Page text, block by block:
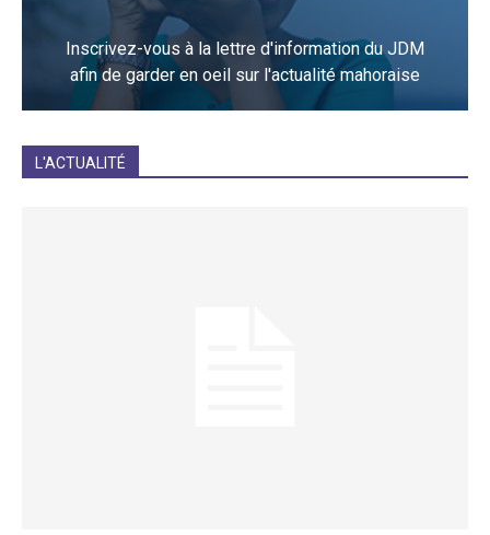
Inscrivez-vous à la lettre d'information du JDM
afin de garder en oeil sur l'actualité mahoraise
L'ACTUALITÉ